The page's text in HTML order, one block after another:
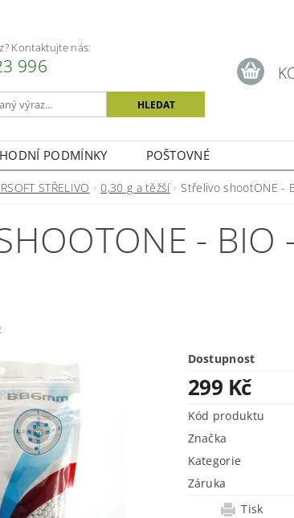
Kontaktujte nás:
996
PODMÍNKY POŠTOVNÉ
STŘELIVO 0,30 g a těžší Střelivo shootONE -
- BIO
Dostupnost
299 Kč
Kód produktu
Značka
Kategorie
Záruka
Tisk